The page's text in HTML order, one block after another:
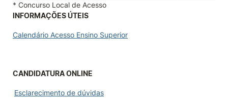
* Concurso Local de Acesso
INFORMAÇÕES ÚTEIS
Calendário Acesso Ensino Superior
CANDIDATURA ONLINE
Esclarecimento de dúvidas